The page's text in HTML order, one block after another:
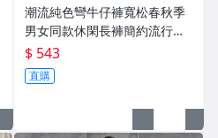
潮流純色彎牛仔褲寬松春秋季
男女同款休閑長褲簡約流行時
尚氣質
$ 543
直購